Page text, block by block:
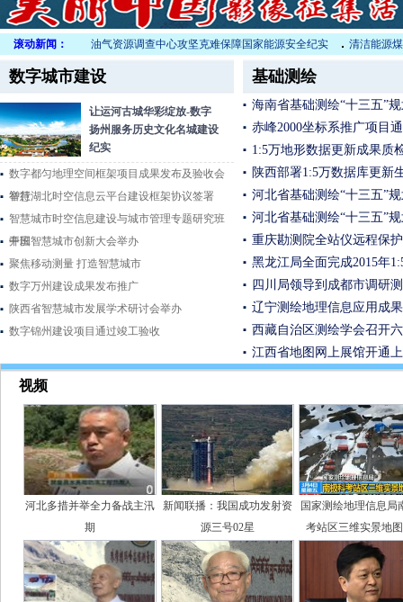
滚动新闻：
国地质调查局油气资源调查中心攻坚克难保障国家能源安全纪实 清洁能源煤层
数字城市建设
让运河古城华彩绽放-数字
扬州服务历史文化名城建设
纪实
数字都匀地理空间框架项目成果发布及验收会
举行
智慧湖北时空信息云平台建设框架协议签署
智慧城市时空信息建设与城市管理专题研究班
开班
中国智慧城市创新大会举办
聚焦移动测量 打造智慧城市
数字万州建设成果发布推广
陕西省智慧城市发展学术研讨会举办
数字锦州建设项目通过竣工验收
基础测绘
海南省基础测绘“十三五”
赤峰2000坐标系推广项目
1:5万地形数据更新成果质
陕西部署1:5万数据库更新
河北省基础测绘“十三五”
河北省基础测绘“十三五”
重庆勘测院全站仪远程保
黑龙江局全面完成2015年
四川局领导到成都市调研
辽宁测绘地理信息应用成
西藏自治区测绘学会召开
江西省地图网上展馆开通
视频
河北多措并举全力备战主汛
期
新闻联播：我国成功发射资
源三号02星
国家测绘地理信息局
考站区三维实景地